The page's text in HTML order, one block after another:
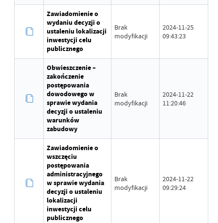
Zawiadomienie o
wydaniu decyzji o
ustaleniu lokalizacji
inwestycji celu
publicznego
Brak
modyfikacji
2024-11-25
09:43:23
Obwieszczenie –
zakończenie
postępowania
dowodowego w
sprawie wydania
decyzji o ustaleniu
warunków
zabudowy
Brak
modyfikacji
2024-11-22
11:20:46
Zawiadomienie o
wszczęciu
postępowania
administracyjnego
w sprawie wydania
decyzji o ustaleniu
lokalizacji
inwestycji celu
publicznego
Brak
modyfikacji
2024-11-22
09:29:24